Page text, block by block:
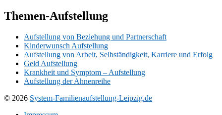
Themen-Aufstellung
Aufstellung von Beziehung und Partnerschaft
Kinderwunsch Aufstellung
Aufstellung von Arbeit, Selbständigkeit, Karriere und Erfolg
Geld Aufstellung
Krankheit und Symptom – Aufstellung
Aufstellung der Ahnenreihe
© 2026 System-Familienaufstellung-Leipzig.de